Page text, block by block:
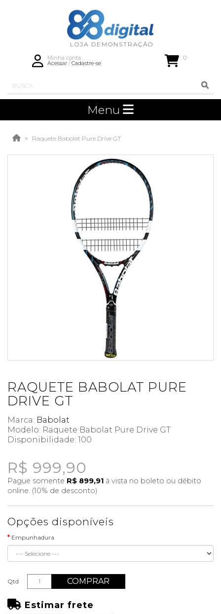
Minha conta
Acessar/Cadastre-se
0
Menu
Raquete Babolat Pure Drive GT
RAQUETE BABOLAT PURE
DRIVE GT
Marca: Babolat
Modelo: Raquete Babolat Pure Drive GT
Disponibilidade: 100
R$ 999,90
Pague somente R$ 899,91 à vista no boleto ou débito
online. (10% de desconto)
Opções disponíveis
Empunhadura
Qtd COMPRAR
Estimar frete